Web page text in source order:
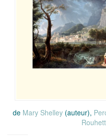
de Mary Shelley(auteur),